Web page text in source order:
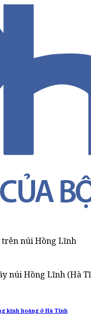
núi Hồng Lĩnh
núi Hồng Lĩnh (Hà
kinh hoàng ở Hà Tĩnh